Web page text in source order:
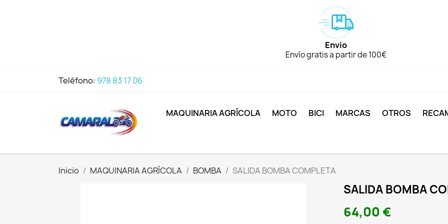
Envio
Envío gratis a partir de 100€
Teléfono: 978 83 17 06
MAQUINARIA AGRÍCOLA MOTO BICI MARCAS OTROS
Inicio MAQUINARIA AGRÍCOLA BOMBA SALIDA BOMBA COMPLETA
SALIDA BOMBA
64,00 €